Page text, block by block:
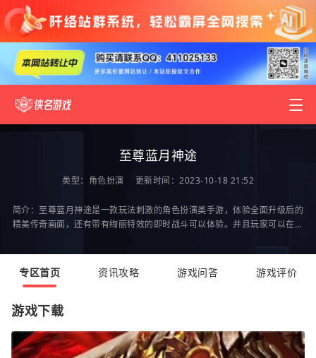
至尊蓝月神途
类型： 角色扮演 更新时间：2023-10-18 21:52
简介：至尊蓝月神途是一款玩法刺激的角色扮演类手游，体验全面升级后的
精美传奇画面，还有带有绚丽特效的即时战斗可以体验。并且玩家可以在这
专区首页 资讯攻略 游戏问答 游戏评价
游戏下载